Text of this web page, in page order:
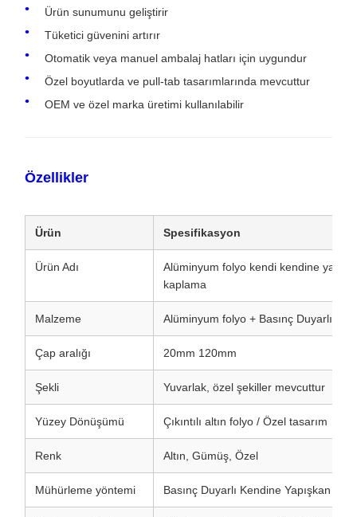
Ürün sunumunu geliştirir
Tüketici güvenini artırır
Otomatik veya manuel ambalaj hatları için uygundur
Özel boyutlarda ve pull-tab tasarımlarında mevcuttur
OEM ve özel marka üretimi kullanılabilir
Özellikler
Ürün Spesifikasyon
Ürün Adı
Alüminyum folyo kendi kendine
kaplama
Malzeme Alüminyum folyo + Basınç Duyarlı
Çap aralığı 20mm 120mm
Şekli Yuvarlak, özel şekiller mevcuttur
Yüzey Dönüşümü Çıkıntılı altın folyo / Özel tasarım
Renk Altın, Gümüş, Özel
Mühürleme yöntemi Basınç Duyarlı Kendine Yapışkan